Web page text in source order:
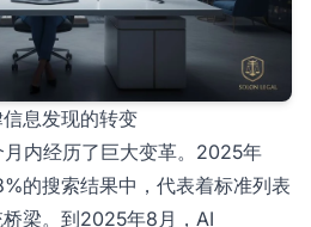
息发现的转变
内经历了巨大变革。2025年
的搜索结果中，代表着标准列表
梁。到2025年8月，AI